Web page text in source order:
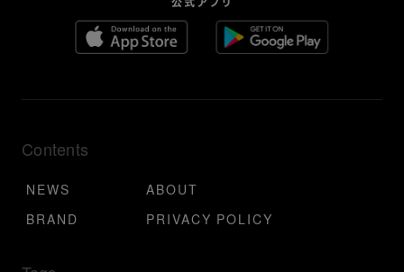
Contents
NEWS
ABOUT
BRAND
PRIVACY POLICY